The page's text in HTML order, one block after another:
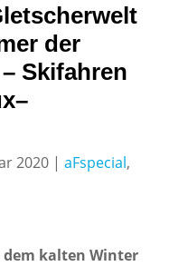
der
Skifahren
2020| aFspecial,
dem kalten Winter